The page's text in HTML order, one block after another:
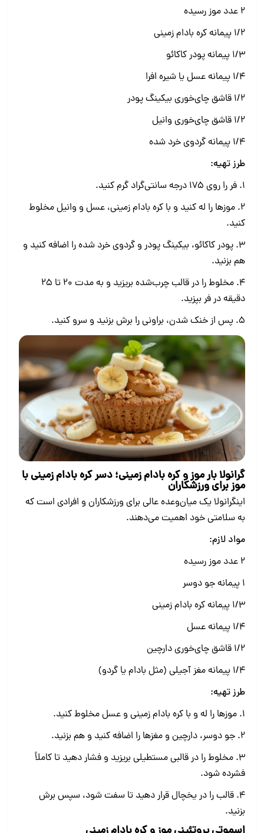
۲ عدد موز رسیده
۱/۲ پیمانه کره بادام زمینی
۱/۳ پیمانه پودر کاکائو
۱/۴ پیمانه عسل یا شیره افرا
۱/۲ قاشق چای‌خوری بیکینگ پودر
۱/۲ قاشق چای‌خوری وانیل
۱/۴ پیمانه گردوی خرد شده
طرز تهیه:
1. فر را روی ۱۷۵ درجه سانتی‌گراد گرم کنید.
2. موزها را له کنید و با کره بادام زمینی، عسل و وانیل مخلوط
کنید.
3. پودر کاکائو، بیکینگ پودر و گردوی خرد شده را اضافه کنید و
هم بزنید.
4. مخلوط را در قالب چرب‌شده بریزید و به مدت ۲۰ تا ۲۵
دقیقه در فر بپزید.
5. پس از خنک شدن، براونی را برش بزنید و سرو کنید.
گرانولا بار موز و کره بادام زمینی؛ دسر کره بادام زمینی با
موز برای ورزشکاران
اینگرانولا یک میان‌وعده عالی برای ورزشکاران و افرادی است که
به سلامتی خود اهمیت می‌دهند.
مواد لازم:
۲ عدد موز رسیده
۱ پیمانه جو دوسر
۱/۳ پیمانه کره بادام زمینی
۱/۴ پیمانه عسل
۱/۲ قاشق چای‌خوری دارچین
۱/۴ پیمانه مغز آجیلی (مثل بادام یا گردو)
طرز تهیه:
1. موزها را له و با کره بادام زمینی و عسل مخلوط کنید.
2. جو دوسر، دارچین و مغزها را اضافه کنید و هم بزنید.
3. مخلوط را در قالبی مستطیلی بریزید و فشار دهید تا کاملاً
فشرده شود.
4. قالب را در یخچال قرار دهید تا سفت شود، سپس برش
بزنید.